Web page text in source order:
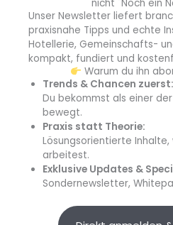
Datenschutzerklärung
Impressum
Cookie-Richtlinie (EU)
B&L MedienGesellschaft mbH &
Postfach 10 02 20
40702 Hilden
Max-Volmer-Straße 28
nicht "Noch ein
Unser Newsletter liefert
praxisnahe Tipps und echte
Hotellerie, Gemeinschafts-
kompakt, fundiert und
Warum du ihn
Trends & Chancen zuerst:
Du bekommst als einer
bewegt.
Praxis statt Theorie:
Lösungsorientierte
arbeitest.
Exklusive Updates &
Sondernewsletter,